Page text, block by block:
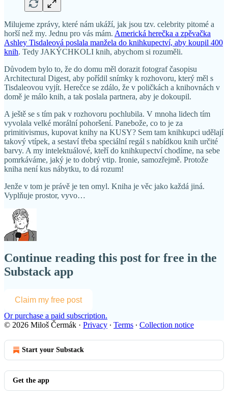
Milujeme zprávy, které nám ukáží, jak jsou tzv. celebrity pitomé a
horší než my. Jednu pro vás mám. Americká herečka a zpěvačka
Ashley Tisdaleová poslala manžela do knihkupectví, aby koupil 400
knih. Tedy JAKÝCHKOLI knih, abychom si rozuměli.
Důvodem bylo to, že do domu měl dorazit fotograf časopisu
Architectural Digest, aby pořídil snímky k rozhovoru, který měl s
Tisdaleovou vyjít. Herečce se zdálo, že v poličkách a knihovnách v
domě je málo knih, a tak poslala partnera, aby je dokoupil.
A ještě se s tím pak v rozhovoru pochlubila. V mnoha lidech tím
vyvolala velké morální pohoršení. Panebože, co to je za
primitivismus, kupovat knihy na KUSY? Sem tam knihkupci udělají
takový vtípek, a sestaví třeba speciální regál s nabídkou knih určité
barvy. A my intelektuálové, kteří do knihkupectví chodíme, na sebe
pomrkáváme, jaký je to dobrý vtip. Ironie, samozřejmě. Protože
kniha není kus nábytku, to dá rozum!
Jenže v tom je právě je ten omyl. Kniha je věc jako každá jiná.
Vyplňuje prostor, vyvo…
Continue reading this post for free in the
Substack app
Claim my free post
Or purchase a paid subscription.
© 2026 Miloš Čermák · Privacy ∙ Terms ∙ Collection notice
Start your Substack
Get the app